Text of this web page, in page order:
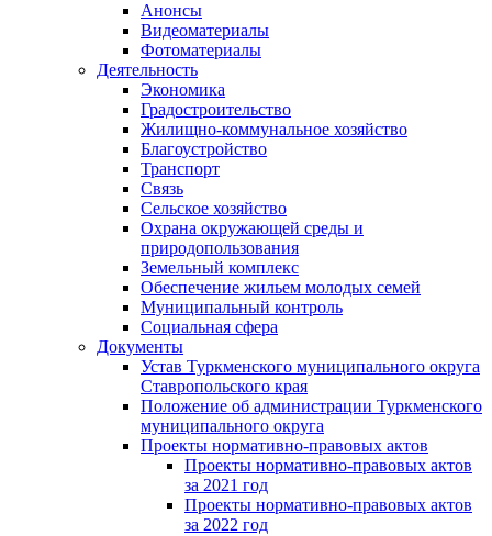
Анонсы
Видеоматериалы
Фотоматериалы
Деятельность
Экономика
Градостроительство
Жилищно-коммунальное хозяйство
Благоустройство
Транспорт
Связь
Сельское хозяйство
Охрана окружающей среды и
природопользования
Земельный комплекс
Обеспечение жильем молодых семей
Муниципальный контроль
Социальная сфера
Документы
Устав Туркменского муниципального округа
Ставропольского края
Положение об администрации Туркменского
муниципального округа
Проекты нормативно-правовых актов
Проекты нормативно-правовых актов
за 2021 год
Проекты нормативно-правовых актов
за 2022 год